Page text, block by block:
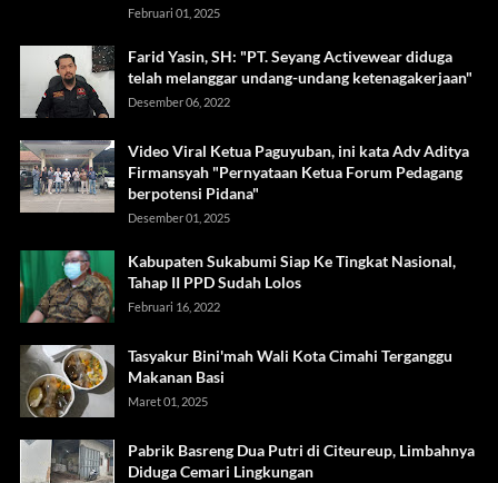
Februari 01, 2025
Farid Yasin, SH: "PT. Seyang Activewear diduga
telah melanggar undang-undang ketenagakerjaan"
Desember 06, 2022
Video Viral Ketua Paguyuban, ini kata Adv Aditya
Firmansyah "Pernyataan Ketua Forum Pedagang
berpotensi Pidana"
Desember 01, 2025
Kabupaten Sukabumi Siap Ke Tingkat Nasional,
Tahap II PPD Sudah Lolos
Februari 16, 2022
Tasyakur Bini'mah Wali Kota Cimahi Terganggu
Makanan Basi
Maret 01, 2025
Pabrik Basreng Dua Putri di Citeureup, Limbahnya
Diduga Cemari Lingkungan